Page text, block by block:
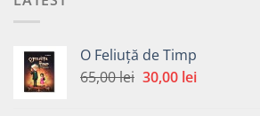
O Feliuță de Timp
65,00lei Prețul
30,00 leiPrețul